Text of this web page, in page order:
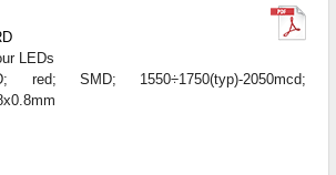
LEDs
red; SMD; 1550÷1750(typ)-2050mcd;